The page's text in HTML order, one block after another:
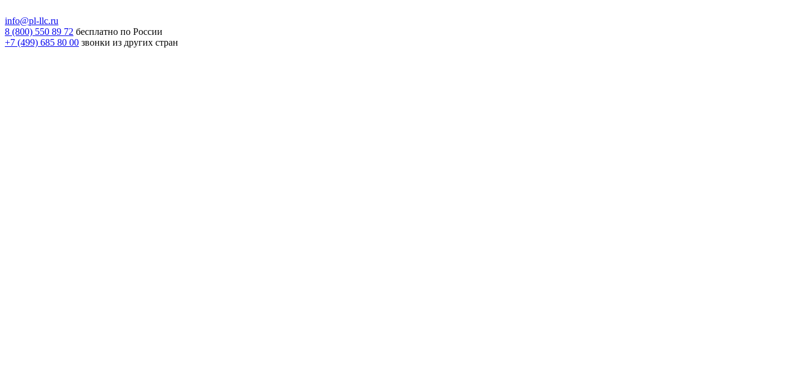
info@pl-llc.ru
8 (800) 550 89 72 бесплатно по России
+7 (499) 685 80 00 звонки из других стран